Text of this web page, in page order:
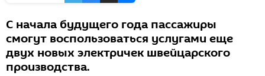
С начала будущего года пассажиры
смогут воспользоваться услугами еще
двух новых электричек швейцарского
производства.